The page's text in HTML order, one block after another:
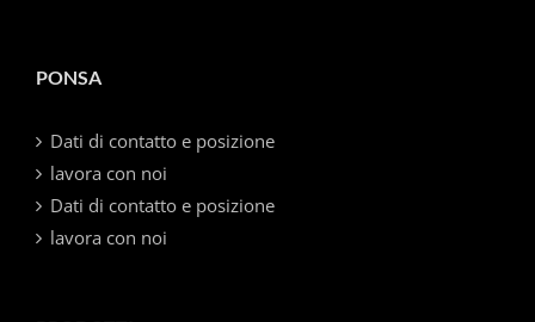
PONSA
Dati di contatto e posizione
lavora con noi
Dati di contatto e posizione
lavora con noi